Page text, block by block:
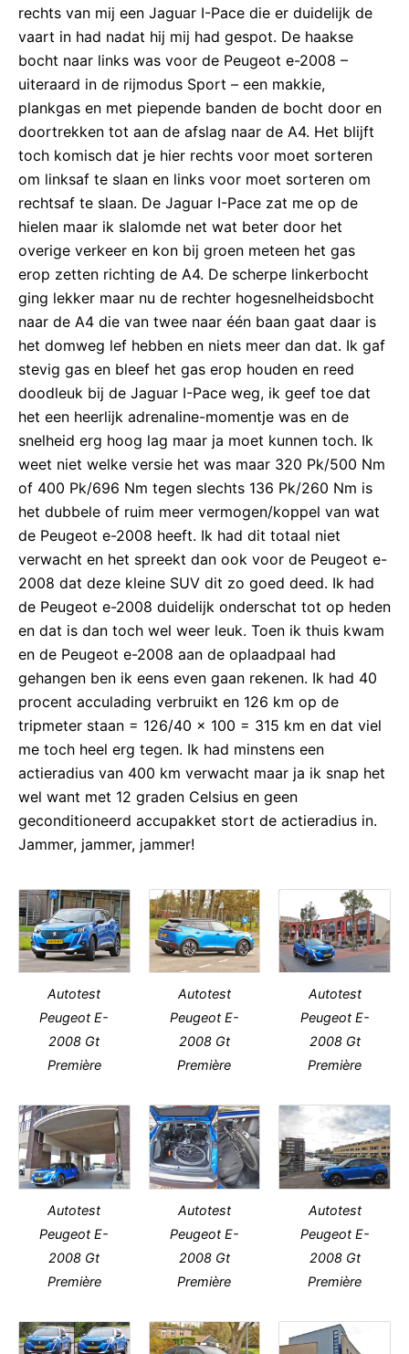
rechts van mij een Jaguar I-Pace die er duidelijk de
vaart in had nadat hij mij had gespot. De haakse
bocht naar links was voor de Peugeot e-2008 –
uiteraard in de rijmodus Sport – een makkie,
plankgas en met piepende banden de bocht door en
doortrekken tot aan de afslag naar de A4. Het blijft
toch komisch dat je hier rechts voor moet sorteren
om linksaf te slaan en links voor moet sorteren om
rechtsaf te slaan. De Jaguar I-Pace zat me op de
hielen maar ik slalomde net wat beter door het
overige verkeer en kon bij groen meteen het gas
erop zetten richting de A4. De scherpe linkerbocht
ging lekker maar nu de rechter hogesnelheidsbocht
naar de A4 die van twee naar één baan gaat daar is
het domweg lef hebben en niets meer dan dat. Ik gaf
stevig gas en bleef het gas erop houden en reed
doodleuk bij de Jaguar I-Pace weg, ik geef toe dat
het een heerlijk adrenaline-momentje was en de
snelheid erg hoog lag maar ja moet kunnen toch. Ik
weet niet welke versie het was maar 320 Pk/500 Nm
of 400 Pk/696 Nm tegen slechts 136 Pk/260 Nm is
het dubbele of ruim meer vermogen/koppel van wat
de Peugeot e-2008 heeft. Ik had dit totaal niet
verwacht en het spreekt dan ook voor de Peugeot e-
2008 dat deze kleine SUV dit zo goed deed. Ik had
de Peugeot e-2008 duidelijk onderschat tot op heden
en dat is dan toch wel weer leuk. Toen ik thuis kwam
en de Peugeot e-2008 aan de oplaadpaal had
gehangen ben ik eens even gaan rekenen. Ik had 40
procent acculading verbruikt en 126 km op de
tripmeter staan = 126/40 x 100 = 315 km en dat viel
me toch heel erg tegen. Ik had minstens een
actieradius van 400 km verwacht maar ja ik snap het
wel want met 12 graden Celsius en geen
geconditioneerd accupakket stort de actieradius in.
Jammer, jammer, jammer!
Autotest
Peugeot E-
2008 Gt
Première
Autotest
Peugeot E-
2008 Gt
Première
Autotest
Peugeot E-
2008 Gt
Première
Autotest
Peugeot E-
2008 Gt
Première
Autotest
Peugeot E-
2008 Gt
Première
Autotest
Peugeot E-
2008 Gt
Première